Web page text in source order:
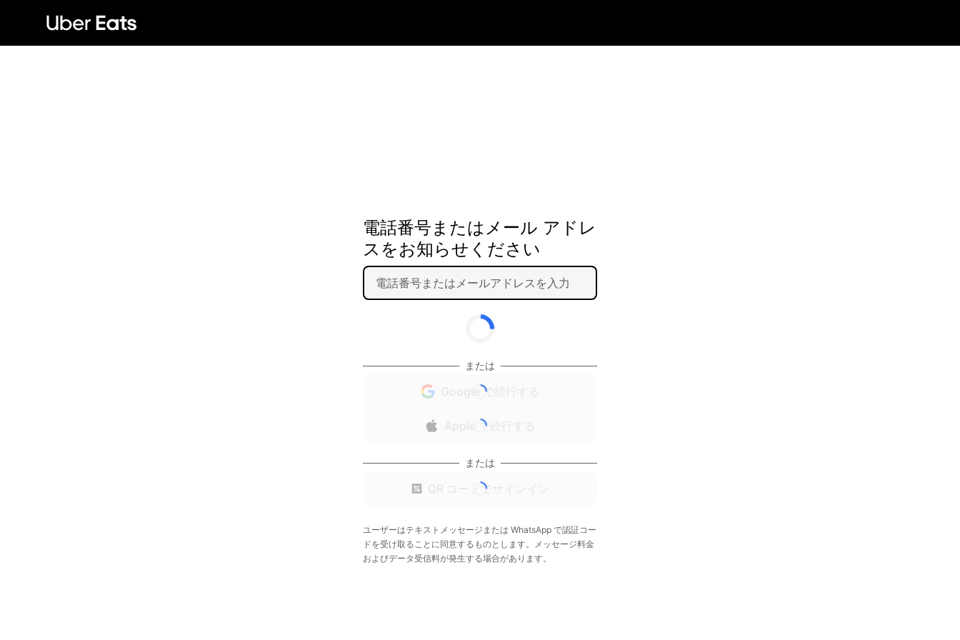
電話番号またはメール アドレ
スをお知らせください
または
Google で続行する
Apple で続行する
または
QR コードでサインイン
ユーザーはテキストメッセージまたは WhatsApp で認証コー
ドを受け取ることに同意するものとします。メッセージ料金
およびデータ受信料が発生する場合があります。